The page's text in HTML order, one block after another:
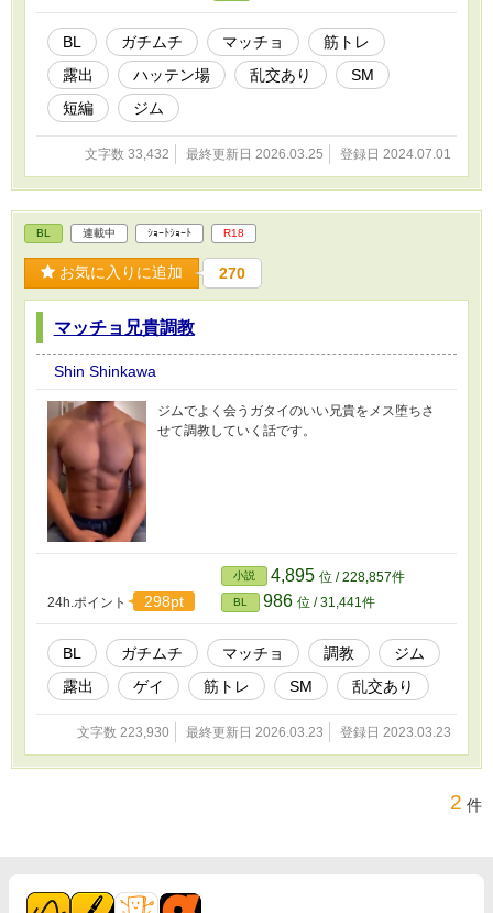
BL ガチムチ マッチョ
筋トレ
露出
ハッテン場 乱交あり
SM
短編
ジム
文字数 33,432 最終更新日 2026.03.25 登録日 2024.07.01
BL 連載中 ｼｮｰﾄｼｮｰﾄ R18
お気に入りに追加 270
マッチョ兄貴調教
Shin Shinkawa
ジムでよく会うガタイのいい兄貴をメス堕ちさ
せて調教していく話です。
24h.ポイント 298pt
小説 4,895 位 / 228,857件
BL 986 位 / 31,441件
BL ガチムチ マッチョ 調教
ジム
露出
ゲイ 筋トレ SM 乱交あり
文字数 223,930 最終更新日 2026.03.23 登録日 2023.03.23
2 件